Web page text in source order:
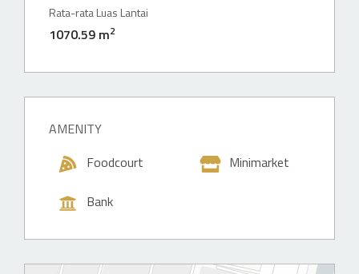
Rata-rata Luas Lantai
1070.59 m2
AMENITY
Foodcourt
Minimarket
Bank